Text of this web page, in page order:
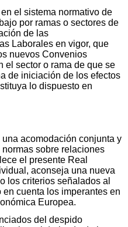
el sistema normativo de
por ramas o sectores de
de las
Laborales en vigor, que
nuevos Convenios
el sector o rama de que se
de iniciación de los efectos
lo dispuesto en
acomodación conjunta y
sobre relaciones
el presente Real
aconseja una nueva
los criterios señalados al
en cuenta los imperantes en
Europea.
del despido